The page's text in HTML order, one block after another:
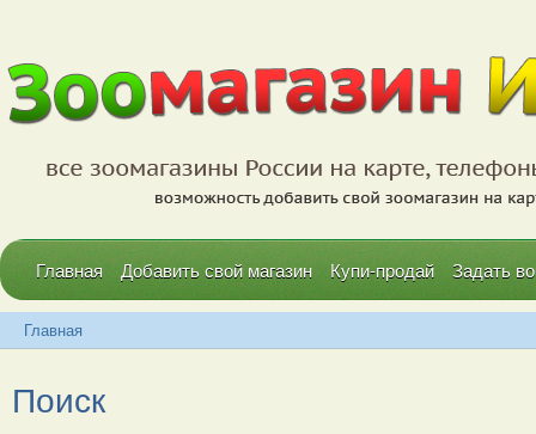
Главная Добавить свой магазин Купи-продай Задать
Главная
Поиск